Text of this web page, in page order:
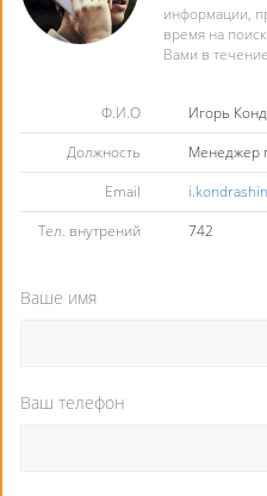
информации,
время на
Вами в
Ф.И.О
Игорь
Должность
Менеджер
Email
Тел. внутрений
742
Ваше имя
Ваш телефон